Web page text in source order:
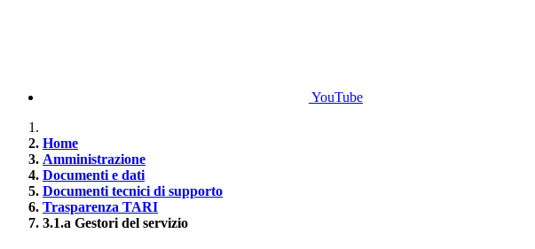
YouTube
Home
Amministrazione
Documenti e dati
Documenti tecnici di supporto
Trasparenza TARI
3.1.a Gestori del servizio